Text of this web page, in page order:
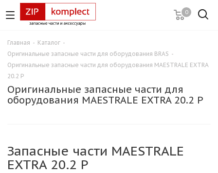
0
Главная - Каталог -
Оригинальные запасные части для оборудования BRAS -
Оригинальные запасные части для оборудования MAESTRALE EXTRA
20.2 P
Оригинальные запасные части для
оборудования MAESTRALE EXTRA 20.2 P
Запасные части MAESTRALE
EXTRA 20.2 P